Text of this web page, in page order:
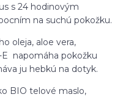
s 24 hodinovým
na suchú pokožku.
oleja, aloe vera,
napomáha pokožku
ju hebkú na dotyk.
BIO telové maslo,